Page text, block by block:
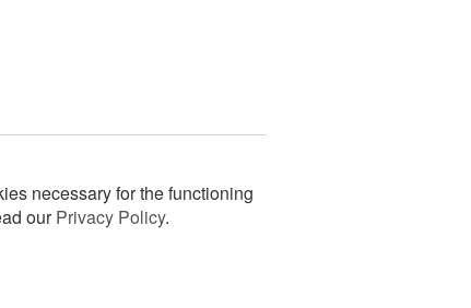
necessary for the functioning
ourPrivacy Policy.